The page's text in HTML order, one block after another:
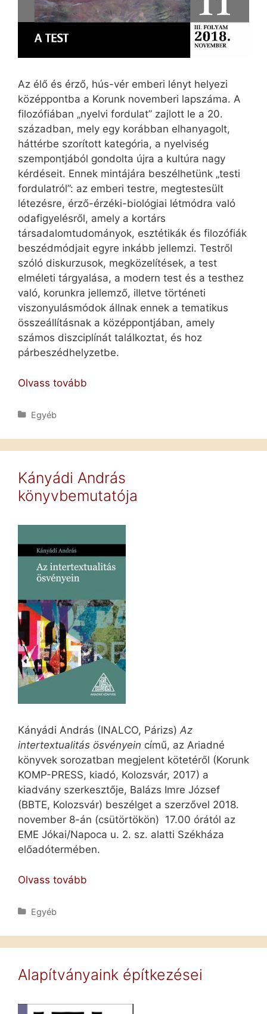
Az élő és érző, hús-vér emberi lényt helyezi
középpontba a Korunk novemberi lapszáma. A
filozófiában „nyelvi fordulat” zajlott le a 20.
században, mely egy korábban elhanyagolt,
háttérbe szorított kategória, a nyelviség
szempontjából gondolta újra a kultúra nagy
kérdéseit. Ennek mintájára beszélhetünk „testi
fordulatról”: az emberi testre, megtestesült
létezésre, érző-érzéki-biológiai létmódra való
odafigyelésről, amely a kortárs
társadalomtudományok, esztétikák és filozófiák
beszédmódjait egyre inkább jellemzi. Testről
szóló diskurzusok, megközelítések, a test
elméleti tárgyalása, a modern test és a testhez
való, korunkra jellemző, illetve történeti
viszonyulásmódok állnak ennek a tematikus
összeállításnak a középpontjában, amely
számos diszciplínát találkoztat, és hoz
párbeszédhelyzetbe.
Olvass tovább
Kategória
Egyéb
Kányádi András
könyvbemutatója
Kányádi András (INALCO, Párizs) Az
intertextualitás ösvényein című, az Ariadné
könyvek sorozatban megjelent kötetéről (Korunk
KOMP-PRESS, kiadó, Kolozsvár, 2017) a
kiadvány szerkesztője, Balázs Imre József
(BBTE, Kolozsvár) beszélget a szerzővel 2018.
november 8-án (csütörtökön) 17.00 órától az
EME Jókai/Napoca u. 2. sz. alatti Székháza
előadótermében.
Olvass tovább
Kategória
Egyéb
Alapítványaink építkezései